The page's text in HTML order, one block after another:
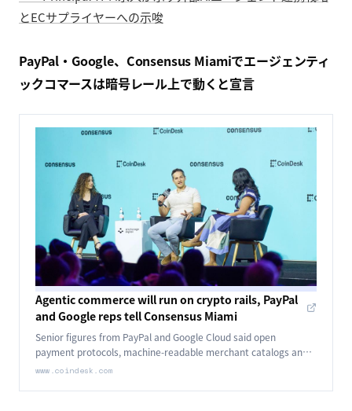
とECサプライヤーへの示唆
PayPal・Google、Consensus Miamiでエージェンティ
ックコマースは暗号レール上で動くと宣言
Agentic commerce will run on crypto rails, PayPal
and Google reps tell Consensus Miami
Senior figures from PayPal and Google Cloud said open
payment protocols, machine-readable merchant catalogs and
multi-party crypto custody are needed to scale agentic
www.coindesk.com